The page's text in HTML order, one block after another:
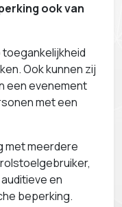
ook van
Ook kunnen zij
een evenement
met een
met meerdere
en
beperking.